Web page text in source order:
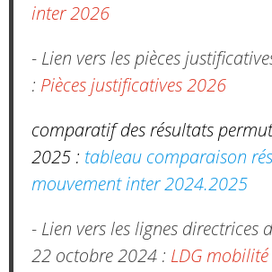
inter 2026
- Lien vers les pièces
: Pièces justificatives 2026
comparatif des résultats
2025 : tableau comparaison
mouvement inter 2024.2025
- Lien vers les lignes directrices
22 octobre 2024 : LDG mobilité